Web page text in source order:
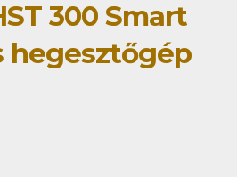
300 Smart
hegesztőgép